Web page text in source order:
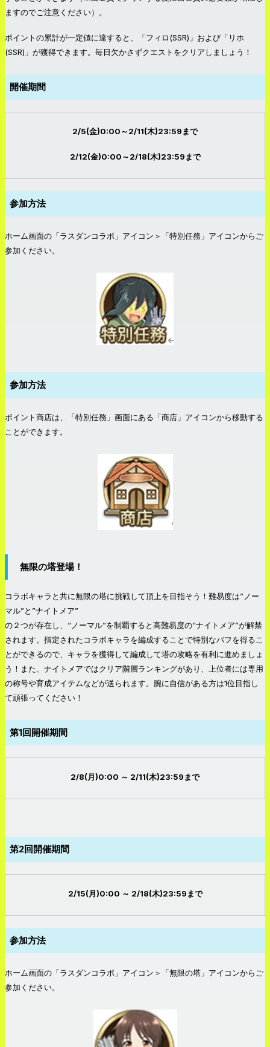
ますのでご注意ください）。
ポイントの累計が一定値に達すると、「フィロ(SSR)」および「リホ
(SSR)」が獲得できます。毎日欠かさずクエストをクリアしましょう！
開催期間
2/5(金)0:00～2/11(木)23:59まで
2/12(金)0:00～2/18(木)23:59まで
参加方法
ホーム画面の「ラスダンコラボ」アイコン＞「特別任務」アイコンからご
参加ください。
参加方法
ポイント商店は、「特別任務」画面にある「商店」アイコンから移動する
ことができます。
無限の塔登場！
コラボキャラと共に無限の塔に挑戦して頂上を目指そう！難易度は”ノー
マル”と”ナイトメア”
の２つが存在し、“ノーマル”を制覇すると高難易度の“ナイトメア”が解禁
されます。指定されたコラボキャラを編成することで特別なバフを得るこ
とができるので、キャラを獲得して編成して塔の攻略を有利に進めましょ
う！また、ナイトメアではクリア階層ランキングがあり、上位者には専用
の称号や育成アイテムなどが送られます。腕に自信がある方は1位目指し
て頑張ってください！
第1回開催期間
2/8(月)0:00 ～ 2/11(木)23:59まで
第2回開催期間
2/15(月)0:00 ～ 2/18(木)23:59まで
参加方法
ホーム画面の「ラスダンコラボ」アイコン＞「無限の塔」アイコンからご
参加ください。